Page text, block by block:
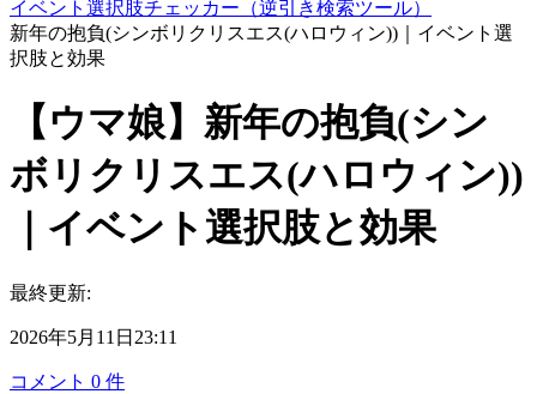
イベント選択肢チェッカー（逆引き検索ツール）
新年の抱負(シンボリクリスエス(ハロウィン))｜イベント選
択肢と効果
【ウマ娘】新年の抱負(シン
ボリクリスエス(ハロウィン))
｜イベント選択肢と効果
最終更新:
2026年5月11日23:11
コメント 0 件